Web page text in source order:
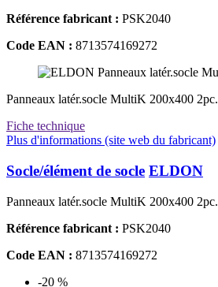
Référence fabricant : PSK2040
Code EAN : 8713574169272
Panneaux latér.socle MultiK 200x400 2pc.
Fiche technique
Plus d'informations (site web du fabricant)
Socle/élément de socle ELDON
Panneaux latér.socle MultiK 200x400 2pc.
Référence fabricant : PSK2040
Code EAN : 8713574169272
-20 %